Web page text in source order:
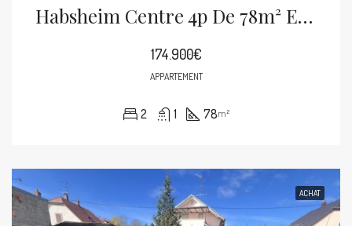
Habsheim Centre 4p De 78m² En 1er Étage
174.900€
APPARTEMENT
2 1 78m²
ACHAT